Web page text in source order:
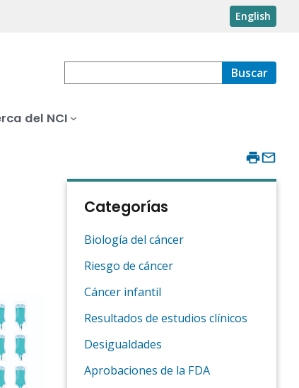
English
Buscar
del NCI
Categorías
Biología del cáncer
Riesgo de cáncer
Cáncer infantil
Resultados de estudios clínicos
Desigualdades
Aprobaciones de la FDA